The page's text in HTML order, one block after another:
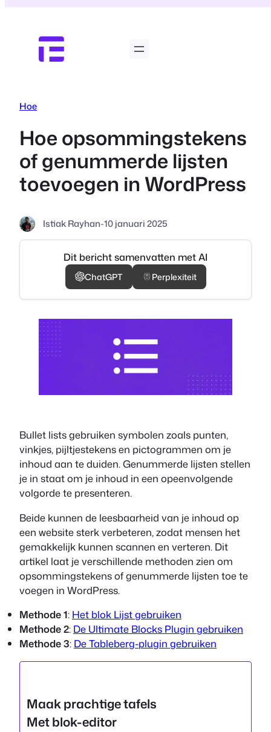
Hoe
Hoe opsommingstekens
of genummerde lijsten
toevoegen in WordPress
Istiak Rayhan-10 januari 2025
Dit bericht samenvatten met AI
ChatGPT Perplexiteit
Bullet lists gebruiken symbolen zoals punten,
vinkjes, pijltjestekens en pictogrammen om je
inhoud aan te duiden. Genummerde lijsten stellen
je in staat om je inhoud in een opeenvolgende
volgorde te presenteren.
Beide kunnen de leesbaarheid van je inhoud op
een website sterk verbeteren, zodat mensen het
gemakkelijk kunnen scannen en verteren. Dit
artikel laat je verschillende methoden zien om
opsommingstekens of genummerde lijsten toe te
voegen in WordPress.
Methode 1: Het blok Lijst gebruiken
Methode 2: De Ultimate Blocks Plugin gebruiken
Methode 3: De Tableberg-plugin gebruiken
Maak prachtige tafels
Met blok-editor